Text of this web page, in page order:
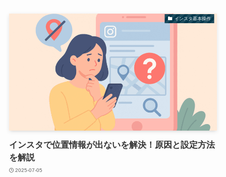
インスタ基本操作
インスタで位置情報が出ないを解決！原因と設定方法
を解説
2025-07-05